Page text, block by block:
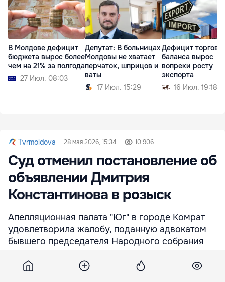
В Молдове дефицит
бюджета вырос более
чем на 21% за полгода
27 Июл. 08:03
Депутат: В больницах
Молдовы не хватает
перчаток, шприцов и
ваты
17 Июл. 15:29
Дефицит
баланса вырос
вопреки росту
экспорта
16 Июл. 19:18
Tvrmoldova 28 мая 2026, 15:34 10 906
Суд отменил постановление об
объявлении Дмитрия
Константинова в розыск
Апелляционная палата "Юг" в городе Комрат
удовлетворила жалобу, поданную адвокатом
бывшего председателя Народного собрания
постановление об объявлении Константинова в